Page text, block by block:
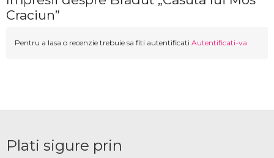
Craciun”
Pentru a lasa o recenzie trebuie sa fiti autentificati Autentificati-va
Plati sigure prin